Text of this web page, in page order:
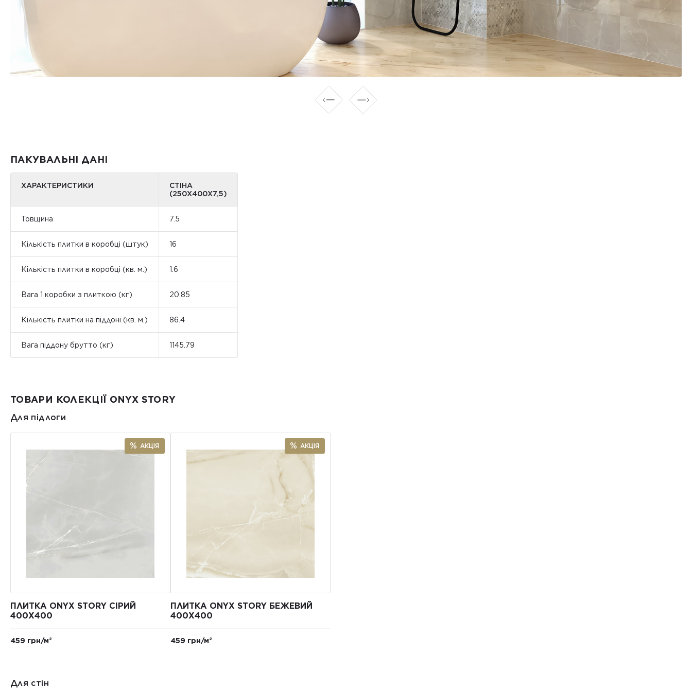
ПАКУВАЛЬНІ ДАНІ
ХАРАКТЕРИСТИКИ
СТІНА
(250X400X7,5)
Товщина 7.5
Кількість плитки в коробці (штук) 16
Кількість плитки в коробці (кв. м.) 1.6
Вага 1 коробки з плиткою (кг) 20.85
Кількість плитки на піддоні (кв. м.) 86.4
Вага піддону брутто (кг) 1145.79
ТОВАРИ КОЛЕКЦІЇ ONYX STORY
Для підлоги
АКЦІЯ
ПЛИТКА ONYX STORY СІРИЙ
400Х400
459 грн/м²
АКЦІЯ
ПЛИТКА ONYX STORY БЕЖЕВИЙ
400Х400
459 грн/м²
Для стін